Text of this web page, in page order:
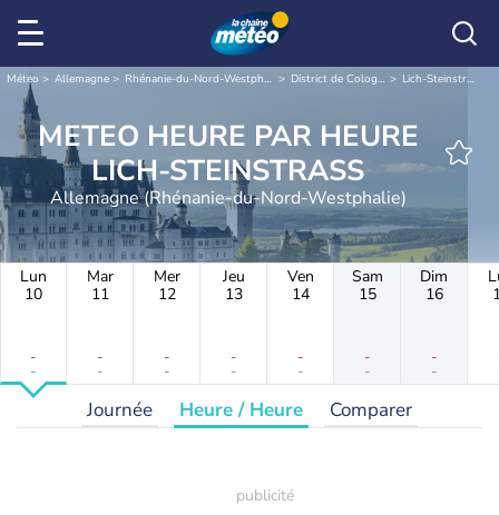
Météo Allemagne Rhénanie-du-Nord-Westphalie District de Cologne Lich-Steinstraß
METEO HEURE PAR HEURE
LICH-STEINSTRASS
Allemagne (Rhénanie-du-Nord-Westphalie)
Lun
10
-
-
Mar
11
-
-
Mer
12
-
-
Jeu
13
-
-
Ven
14
-
-
Sam
15
-
-
Dim
16
-
-
Journée Heure / Heure Comparer